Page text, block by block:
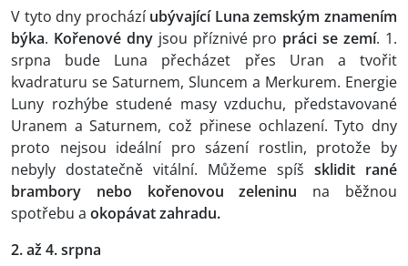
V tyto dny procházíubývající Luna zemským znamením
býka. Kořenové dnyjsou příznivé pro práci se zemí. 1.
srpna bude Luna přecházet přes Uran a tvořit
kvadraturu se Saturnem, Sluncem a Merkurem. Energie
Luny rozhýbe studené masy vzduchu, představované
Uranem a Saturnem, což přinese ochlazení. Tyto dny
proto nejsou ideální pro sázení rostlin, protože by
nebyly dostatečně vitální. Můžeme spíš sklidit rané
brambory nebo kořenovou zeleninu na běžnou
spotřebu a okopávat zahradu.
2. až 4. srpna